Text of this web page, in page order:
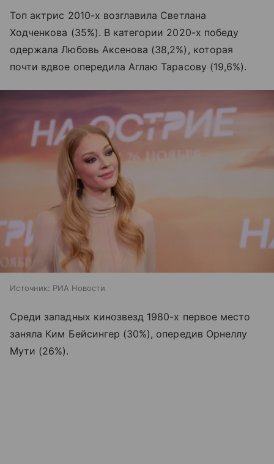
Топ актрис 2010-х возглавила Светлана
Ходченкова (35%). В категории 2020-х победу
одержала Любовь Аксенова (38,2%), которая
почти вдвое опередила Аглаю Тарасову (19,6%).
Источник: РИА Новости
Среди западных кинозвезд 1980-х первое место
заняла Ким Бейсингер (30%), опередив Орнеллу
Мути (26%).